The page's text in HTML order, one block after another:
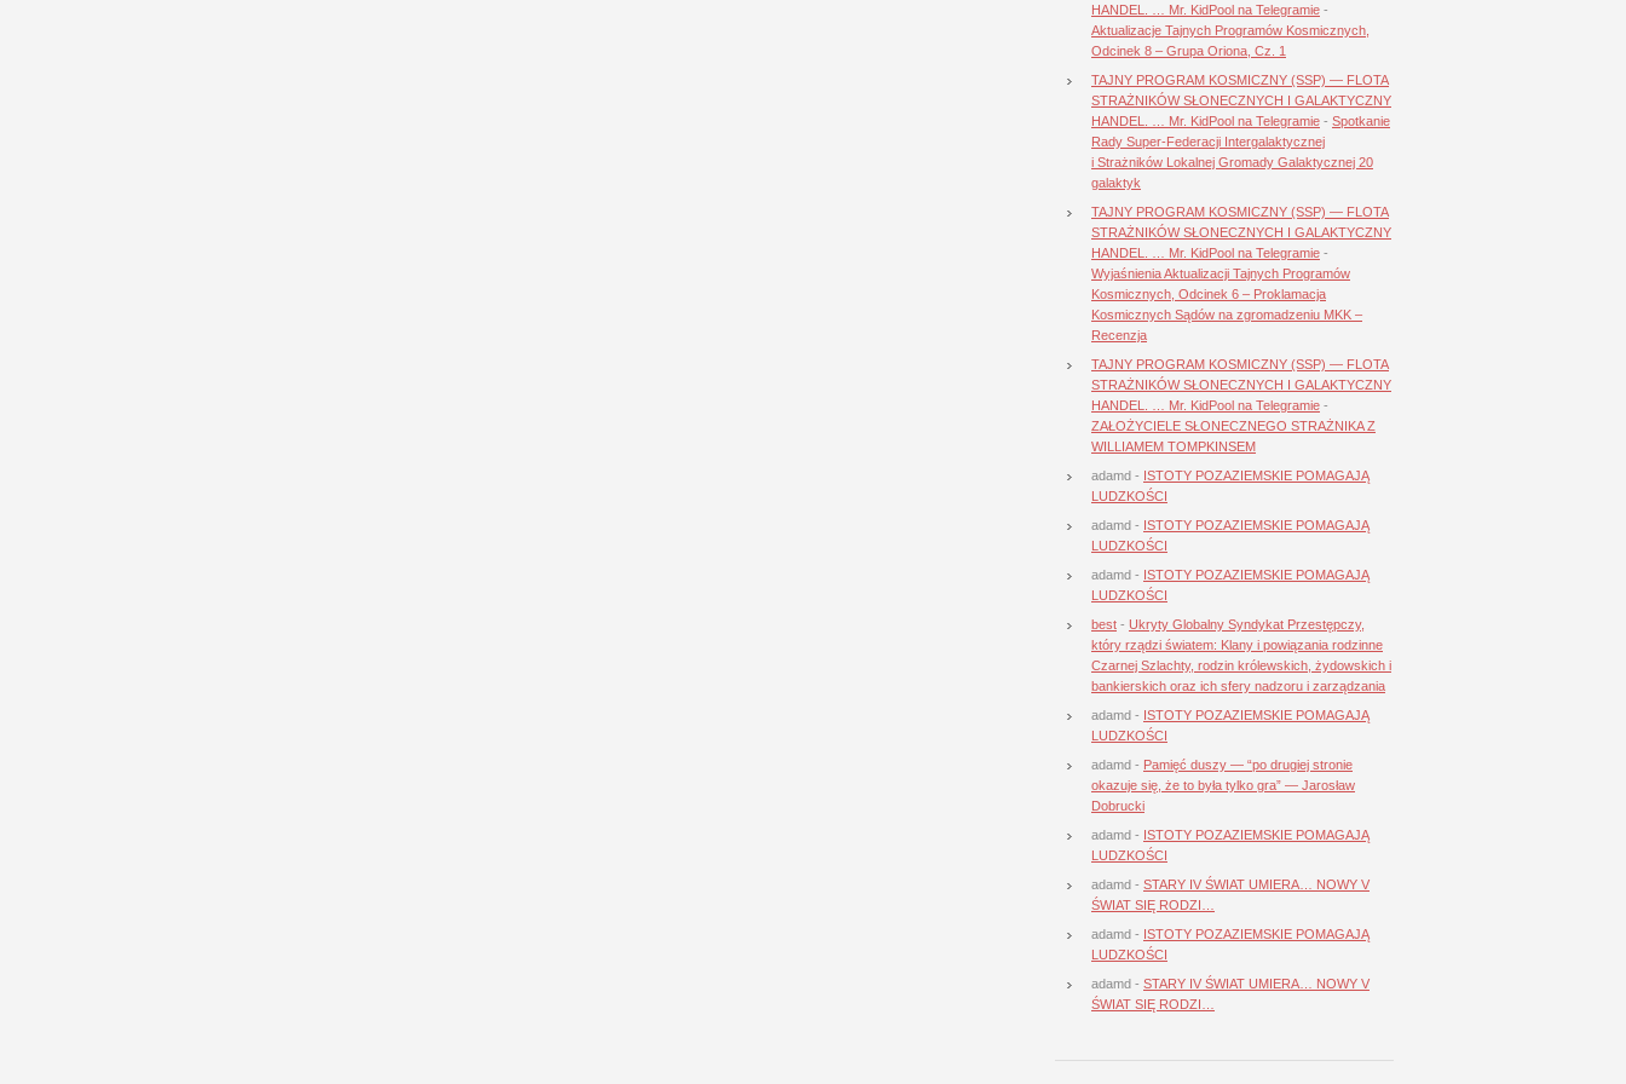
HANDEL. … Mr. KidPool na Telegramie -
Aktualizacje Tajnych Programów Kosmicznych,
Odcinek 8 – Grupa Oriona, Cz. 1
TAJNY PROGRAM KOSMICZNY (SSP) — FLOTA
STRAŻNIKÓW SŁONECZNYCH I GALAKTYCZNY
HANDEL. … Mr. KidPool na Telegramie - Spotkanie
Rady Super-Federacji Intergalaktycznej
i Strażników Lokalnej Gromady Galaktycznej 20
galaktyk
TAJNY PROGRAM KOSMICZNY (SSP) — FLOTA
STRAŻNIKÓW SŁONECZNYCH I GALAKTYCZNY
HANDEL. … Mr. KidPool na Telegramie -
Wyjaśnienia Aktualizacji Tajnych Programów
Kosmicznych, Odcinek 6 – Proklamacja
Kosmicznych Sądów na zgromadzeniu MKK –
Recenzja
TAJNY PROGRAM KOSMICZNY (SSP) — FLOTA
STRAŻNIKÓW SŁONECZNYCH I GALAKTYCZNY
HANDEL. … Mr. KidPool na Telegramie -
ZAŁOŻYCIELE SŁONECZNEGO STRAŻNIKA Z
WILLIAMEM TOMPKINSEM
adamd - ISTOTY POZAZIEMSKIE POMAGAJĄ
LUDZKOŚCI
adamd - ISTOTY POZAZIEMSKIE POMAGAJĄ
LUDZKOŚCI
adamd - ISTOTY POZAZIEMSKIE POMAGAJĄ
LUDZKOŚCI
best - Ukryty Globalny Syndykat Przestępczy,
który rządzi światem: Klany i powiązania rodzinne
Czarnej Szlachty, rodzin królewskich, żydowskich i
bankierskich oraz ich sfery nadzoru i zarządzania
adamd - ISTOTY POZAZIEMSKIE POMAGAJĄ
LUDZKOŚCI
adamd - Pamięć duszy — “po drugiej stronie
okazuje się, że to była tylko gra” — Jarosław
Dobrucki
adamd - ISTOTY POZAZIEMSKIE POMAGAJĄ
LUDZKOŚCI
adamd - STARY IV ŚWIAT UMIERA… NOWY V
ŚWIAT SIĘ RODZI…
adamd - ISTOTY POZAZIEMSKIE POMAGAJĄ
LUDZKOŚCI
adamd - STARY IV ŚWIAT UMIERA… NOWY V
ŚWIAT SIĘ RODZI…